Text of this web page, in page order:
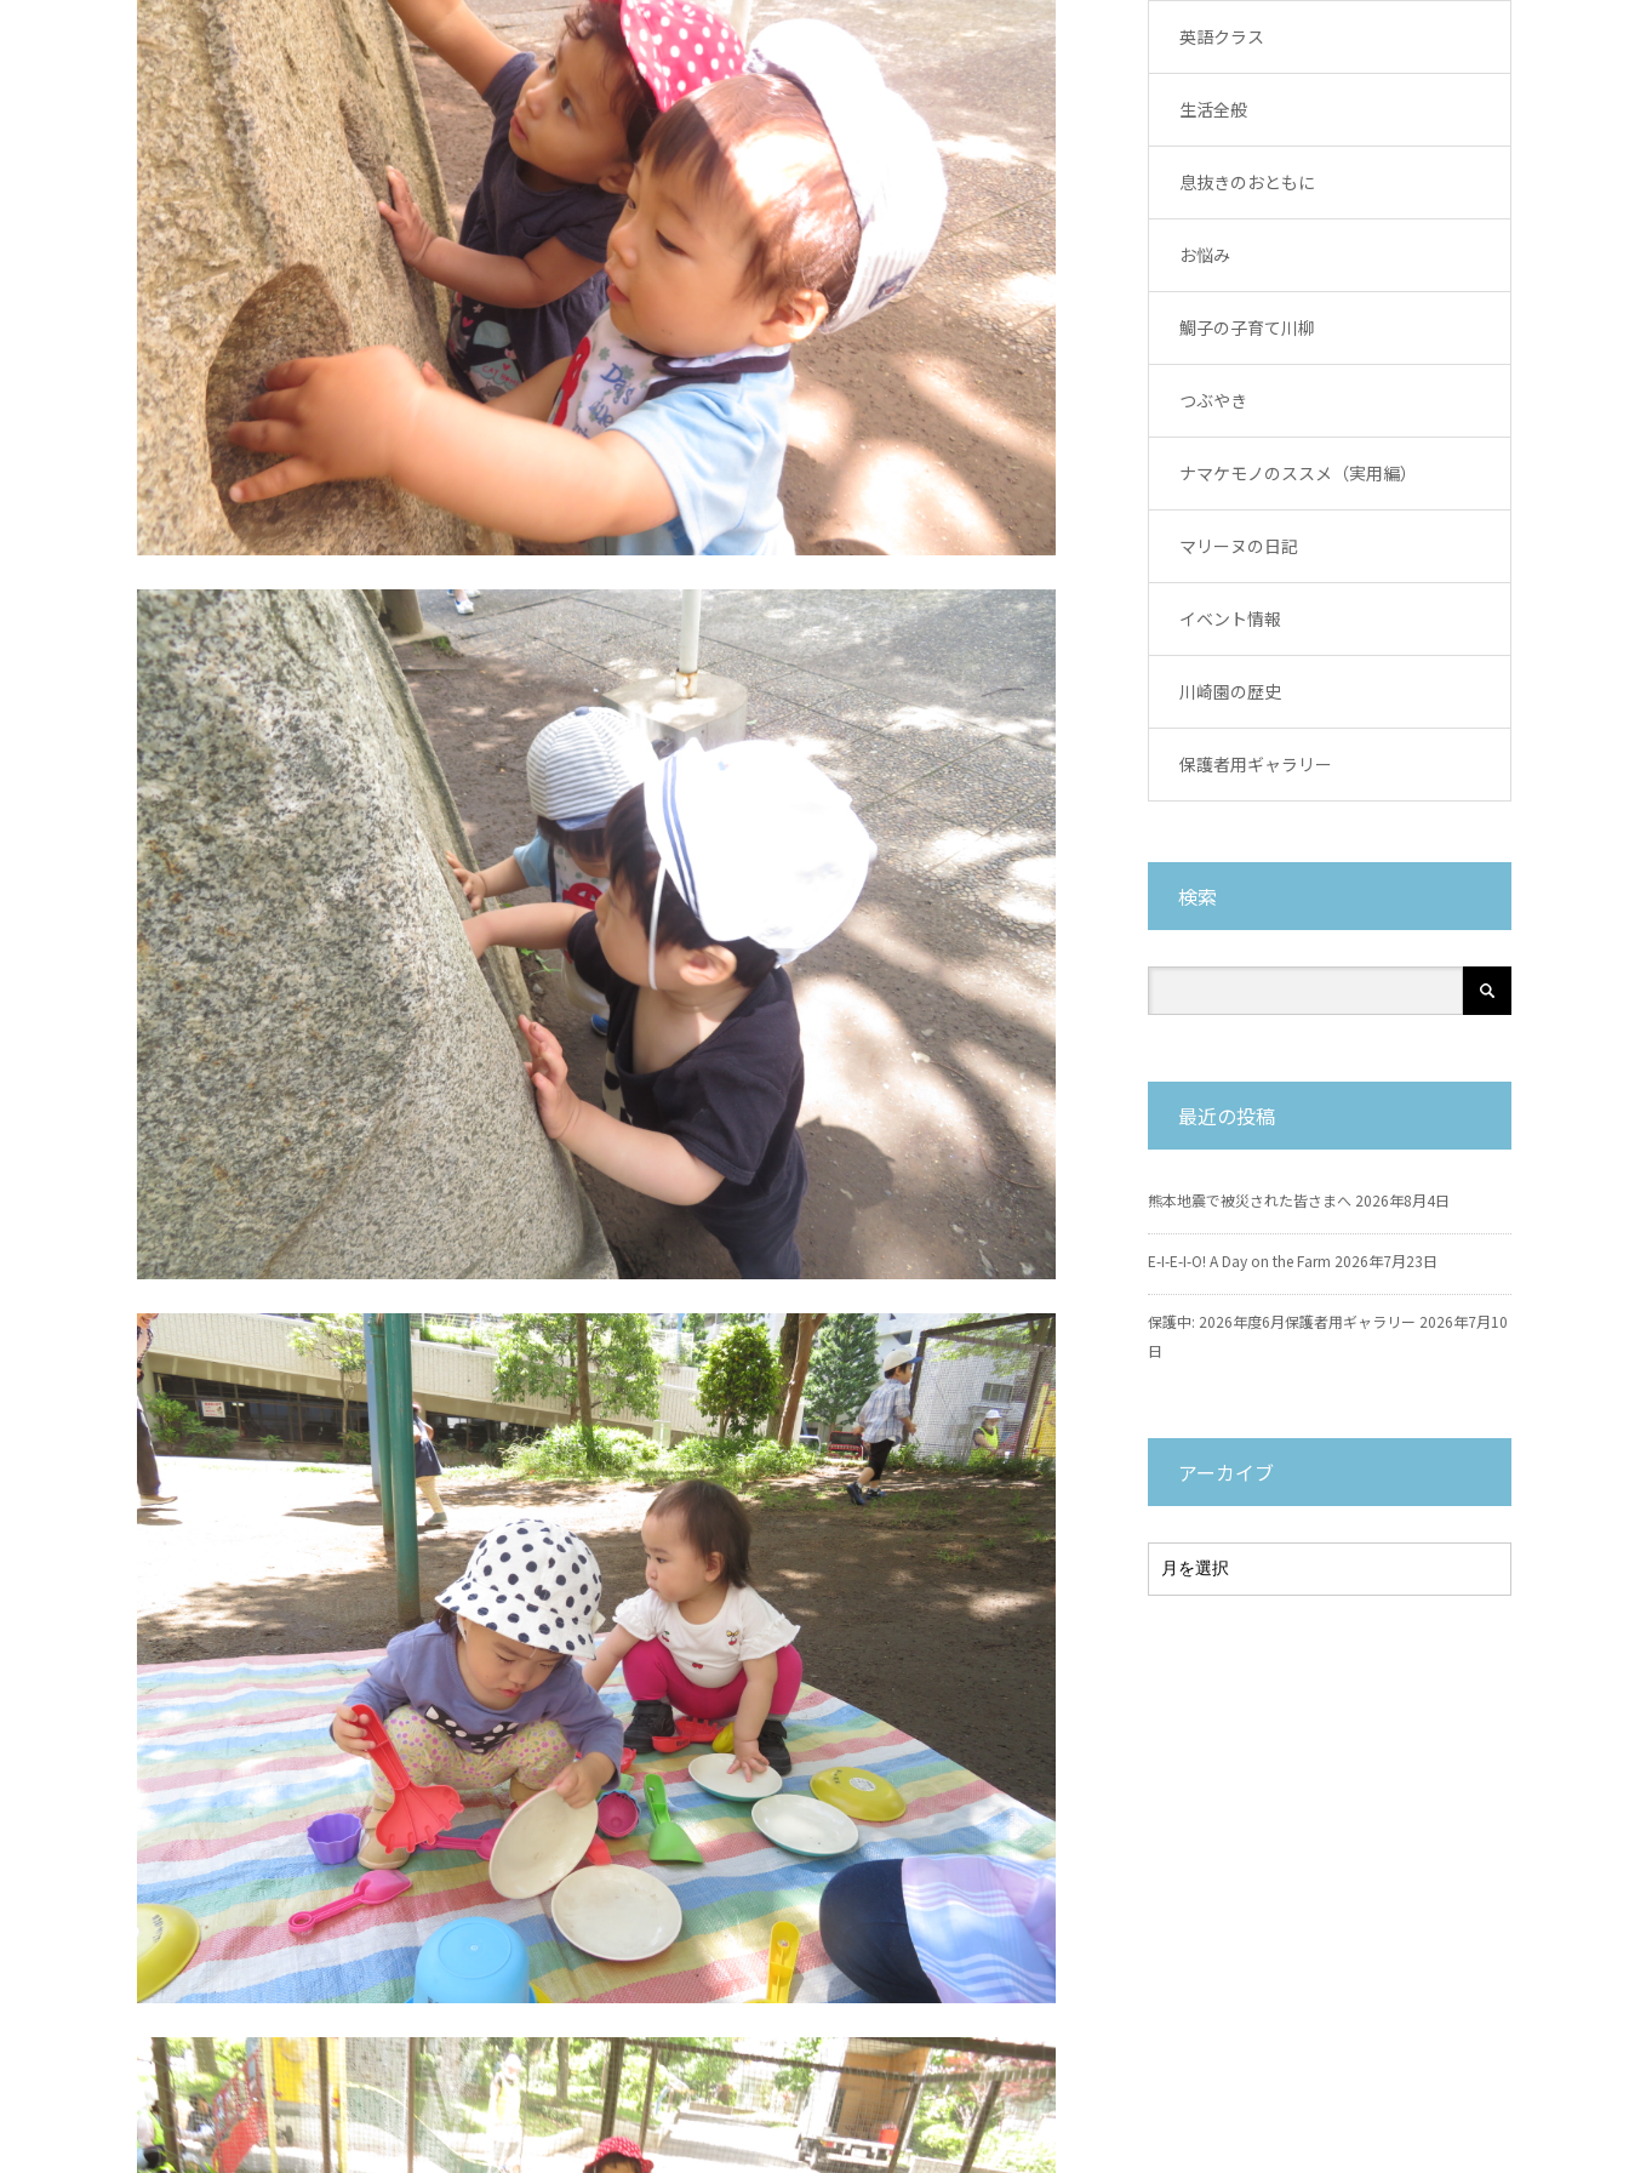
英語クラス
生活全般
息抜きのおともに
お悩み
鯛子の子育て川柳
つぶやき
ナマケモノのススメ（実用編）
マリーヌの日記
イベント情報
川崎園の歴史
保護者用ギャラリー
検索
最近の投稿
熊本地震で被災された皆さまへ 2026年8月4日
E-I-E-I-O! A Day on the Farm 2026年7月23日
保護中: 2026年度6月保護者用ギャラリー 2026年7月10
日
アーカイブ